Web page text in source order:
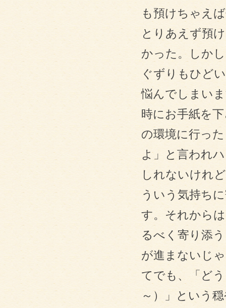
も預けちゃえ
とりあえず預
かった。しか
ぐずりもひど
悩んでしまい
時にお手紙を
の環境に行っ
よ」と言われ
しれないけれ
ういう気持ち
す。それから
るべく寄り添
が進まないじ
てでも、「ど
～）」という